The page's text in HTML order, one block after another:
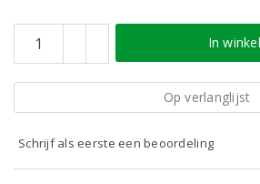
In
Op verlanglijst
Schrijf als eerste een beoordeling